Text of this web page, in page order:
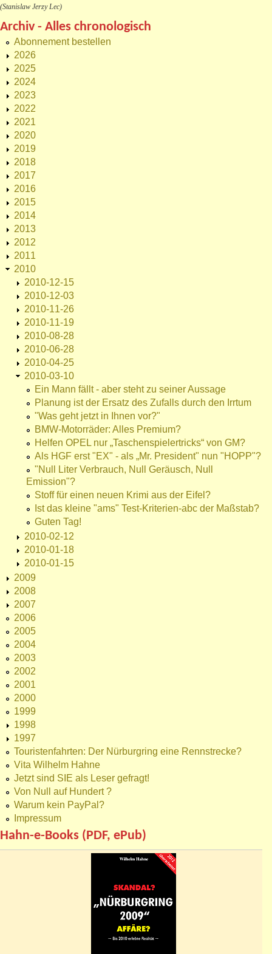
(Stanislaw Jerzy Lec)
Archiv - Alles chronologisch
Abonnement bestellen
2026
2025
2024
2023
2022
2021
2020
2019
2018
2017
2016
2015
2014
2013
2012
2011
2010
2010-12-15
2010-12-03
2010-11-26
2010-11-19
2010-08-28
2010-06-28
2010-04-25
2010-03-10
Ein Mann fällt - aber steht zu seiner Aussage
Planung ist der Ersatz des Zufalls durch den Irrtum
"Was geht jetzt in Ihnen vor?"
BMW-Motorräder: Alles Premium?
Helfen OPEL nur „Taschenspielertricks“ von GM?
Als HGF erst "EX" - als „Mr. President" nun "HOPP"?
"Null Liter Verbrauch, Null Geräusch, Null
Emission"?
Stoff für einen neuen Krimi aus der Eifel?
Ist das kleine "ams" Test-Kriterien-abc der Maßstab?
Guten Tag!
2010-02-12
2010-01-18
2010-01-15
2009
2008
2007
2006
2005
2004
2003
2002
2001
2000
1999
1998
1997
Touristenfahrten: Der Nürburgring eine Rennstrecke?
Vita Wilhelm Hahne
Jetzt sind SIE als Leser gefragt!
Von Null auf Hundert ?
Warum kein PayPal?
Impressum
Hahn-e-Books (PDF, ePub)